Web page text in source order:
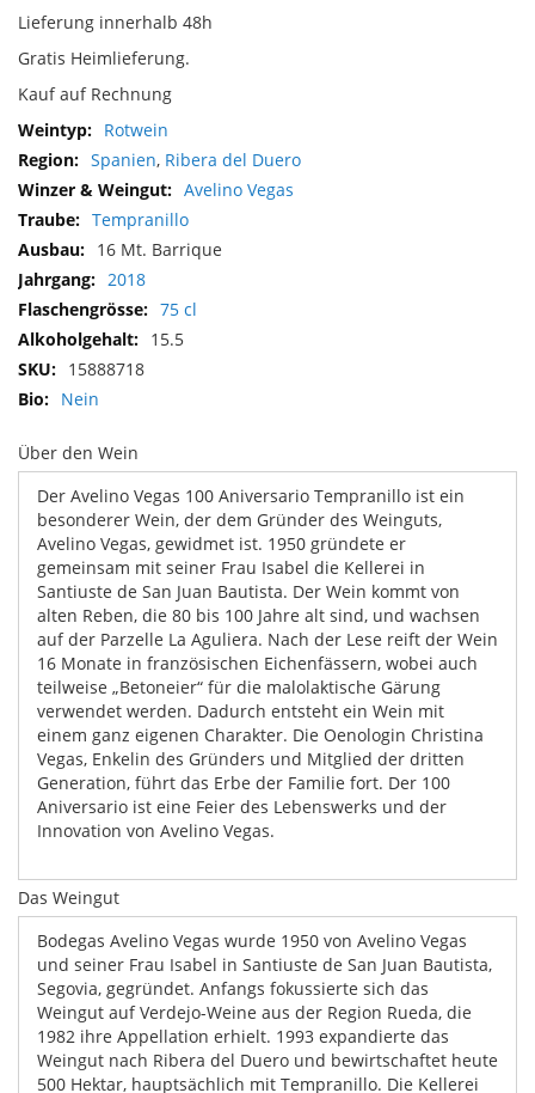
Lieferung innerhalb 48h
Gratis Heimlieferung.
Kauf auf Rechnung
Mehr
Informationen
Rotwein
Spanien, Ribera del Duero
Avelino Vegas
Tempranillo
16 Mt. Barrique
2018
75 cl
15.5
15888718
Nein
Über den Wein
Der Avelino Vegas 100 Aniversario Tempranillo ist ein
besonderer Wein, der dem Gründer des Weinguts,
Avelino Vegas, gewidmet ist. 1950 gründete er
gemeinsam mit seiner Frau Isabel die Kellerei in
Santiuste de San Juan Bautista. Der Wein kommt von
alten Reben, die 80 bis 100 Jahre alt sind, und wachsen
auf der Parzelle La Aguliera. Nach der Lese reift der Wein
16 Monate in französischen Eichenfässern, wobei auch
teilweise „Betoneier“ für die malolaktische Gärung
verwendet werden. Dadurch entsteht ein Wein mit
einem ganz eigenen Charakter. Die Oenologin Christina
Vegas, Enkelin des Gründers und Mitglied der dritten
Generation, führt das Erbe der Familie fort. Der 100
Aniversario ist eine Feier des Lebenswerks und der
Innovation von Avelino Vegas.
Das Weingut
Bodegas Avelino Vegas wurde 1950 von Avelino Vegas
und seiner Frau Isabel in Santiuste de San Juan Bautista,
Segovia, gegründet. Anfangs fokussierte sich das
Weingut auf Verdejo-Weine aus der Region Rueda, die
1982 ihre Appellation erhielt. 1993 expandierte das
Weingut nach Ribera del Duero und bewirtschaftet heute
500 Hektar, hauptsächlich mit Tempranillo. Die Kellerei